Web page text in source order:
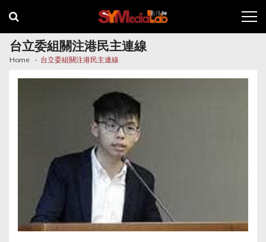
navigation
content
台立委組關注港民主連線
Home 台立委組關注港民主連線